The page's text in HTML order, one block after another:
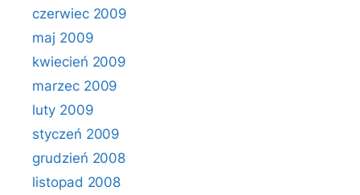
czerwiec 2009
maj 2009
kwiecień 2009
marzec 2009
luty 2009
styczeń 2009
grudzień 2008
listopad 2008